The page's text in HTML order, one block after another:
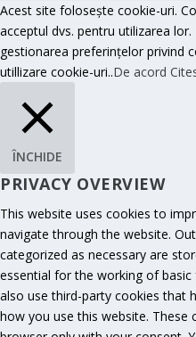
Acest site folosește cookie-uri.
acceptul dvs. pentru utilizarea
gestionarea preferințelor privind
utillizare cookie-uri..De acord
ÎNCHIDE
PRIVACY OVERVIEW
This website uses cookies to
navigate through the website.
categorized as necessary are
essential for the working of
also use third-party cookies that
how you use this website. These